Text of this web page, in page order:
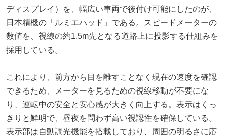
ディスプレイ）を、幅広い車両で後付け可能にしたのが、
日本精機の「ルミエハッド」である。スピードメーターの
数値を、視線の約1.5m先となる道路上に投影する仕組みを
採用している。
これにより、前方から目を離すことなく現在の速度を確認
できるため、メーターを見るための視線移動が不要にな
り、運転中の安全と安心感が大きく向上する。表示はくっ
きりと鮮明で、昼夜を問わず高い視認性を確保している。
表示部は自動調光機能を搭載しており、周囲の明るさに応